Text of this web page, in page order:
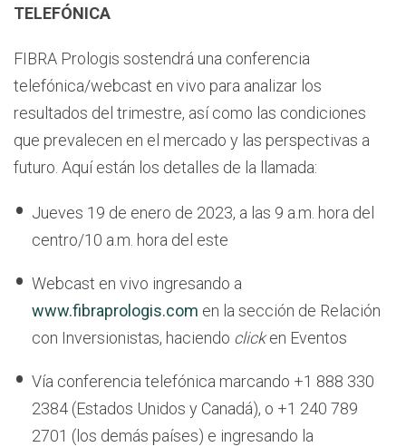
TELEFÓNICA
FIBRA Prologis sostendrá una conferencia
telefónica/webcast en vivo para analizar los
resultados del trimestre, así como las condiciones
que prevalecen en el mercado y las perspectivas a
futuro. Aquí están los detalles de la llamada:
Jueves 19 de enero de 2023, a las 9 a.m. hora del
centro/10 a.m. hora del este
Webcast en vivo ingresando a
www.fibraprologis.com en la sección de Relación
con Inversionistas, haciendo clicken Eventos
Vía conferencia telefónica marcando +1 888 330
2384 (Estados Unidos y Canadá), o +1 240 789
2701 (los demás países) e ingresando la